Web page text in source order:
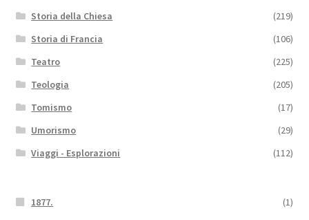
Storia della Chiesa
(219)
Storia di Francia
(106)
Teatro
(225)
Teologia
(205)
Tomismo
(17)
Umorismo
(29)
Viaggi - Esplorazioni
(112)
1877. (1)